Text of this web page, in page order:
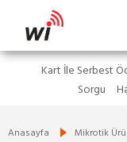
Kart İle Serbest
Sorgu
Anasayfa Mikrotik